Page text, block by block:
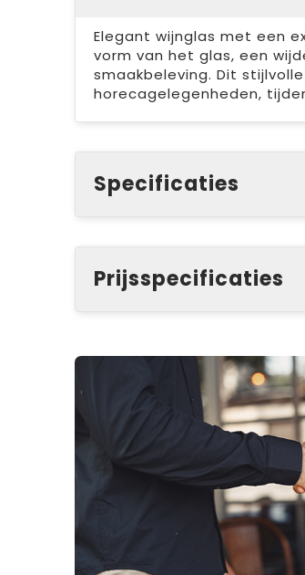
Elegant wijnglas met een
vorm van het glas, een
smaakbeleving. Dit
horecagelegenheden,
Specificaties
Prijsspecificaties